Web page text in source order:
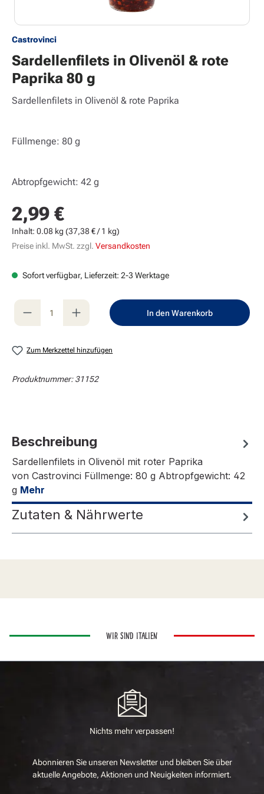
Castrovinci
Sardellenfilets in Olivenöl & rote
Paprika 80 g
Sardellenfilets in Olivenöl & rote Paprika
Füllmenge: 80 g
Abtropfgewicht: 42 g
Regulärer Preis:
2,99 €
Inhalt: 0.08 kg (37,38 € / 1 kg)
Preise inkl. MwSt. zzgl. Versandkosten
Sofort verfügbar, Lieferzeit: 2-3 Werktage
Produkt Anzahl: Gib den gewünschten
In den Warenkorb
Zum Merkzettel hinzufügen
Produktnummer:31152
Beschreibung
Sardellenfilets in Olivenöl mit roter Paprika
von Castrovinci Füllmenge: 80 g Abtropfgewicht: 42
g Mehr
Zutaten & Nährwerte
WIR SIND ITALIEN
Nichts mehr verpassen!
Abonnieren Sie unseren Newsletter und bleiben Sie über
aktuelle Angebote, Aktionen und Neuigkeiten informiert.